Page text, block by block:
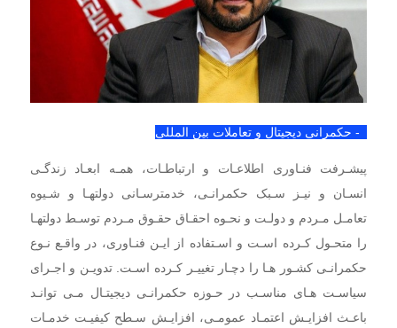
پیشـرفت فنـاوری اطلاعـات و ارتباطـات، همـه ابعـاد زندگـی
انسـان و نیـز سـبک حکمرانـی، خدمترسـانی دولتهـا و شـیوه
تعامـل مـردم و دولـت و نحـوه احقـاق حقـوق مـردم توسـط دولتهـا
را متحـول کـرده اسـت و اسـتفاده از ایـن فنـاوری، در واقـع نـوع
حکمرانـی کشـور هـا را دچـار تغییـر کـرده اسـت. تدویـن و اجـرای
سیاسـت هـای مناسـب در حـوزه حکمرانـی دیجیتـال مـی توانـد
باعـث افزایـش اعتمـاد عمومـی، افزایـش سـطح کیفیـت خدمـات